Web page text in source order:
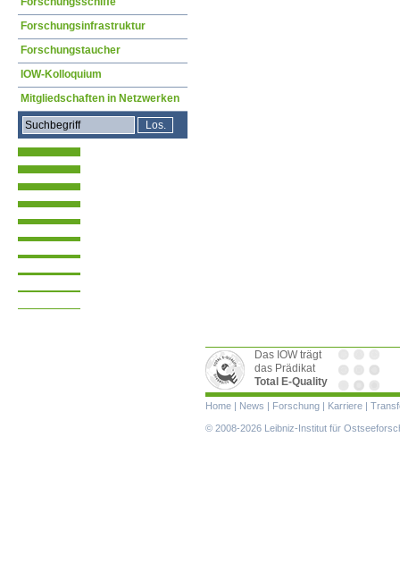
Forschungsinfrastruktur
Forschungstaucher
IOW-Kolloquium
Mitgliedschaften in Netzwerken
Das IOW trägt
das Prädikat
Total E-Quality
Navigation
überspringen
Home | News | Forschung | Karriere |
© 2008-2026 Leibniz-Institut für